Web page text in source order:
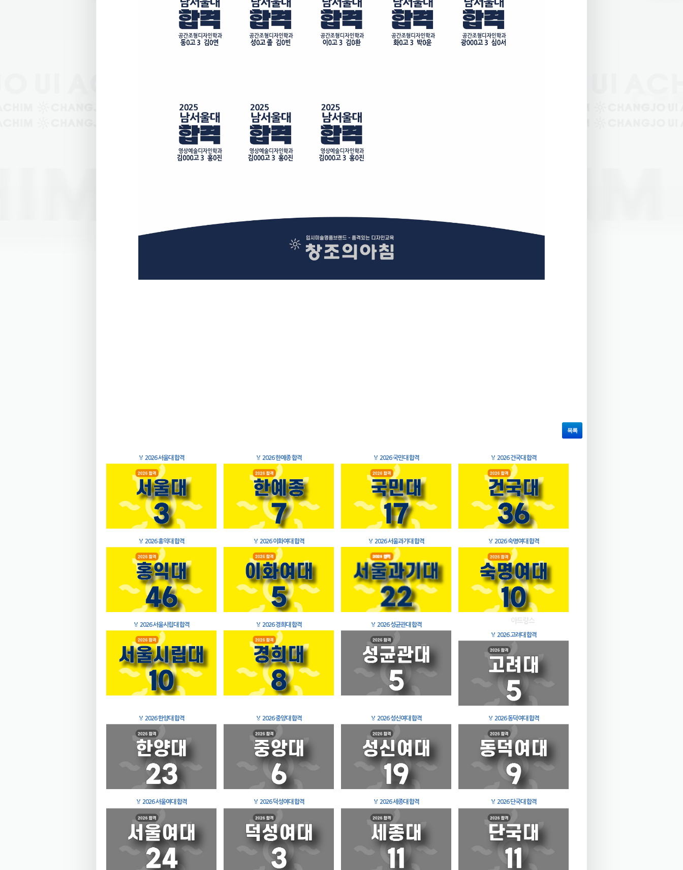
목록
🏅 2026 서울대 합격 🏅 2026 한예종 합격 🏅 2026 국민대 합격 🏅 2026 건국대 합격
🏅 2026 홍익대 합격 🏅 2026 이화여대 합격 🏅 2026 서울과기대 합격 🏅 2026 숙명여대 합격
🏅 2026 서울시립대 합격 🏅 2026 경희대 합격 🏅 2026 성균관대 합격
🏅 2026 고려대 합격
🏅 2026 한양대 합격 🏅 2026 중앙대 합격 🏅 2026 성신여대 합격 🏅 2026 동덕여대 합격
🏅 2026 서울여대 합격 🏅 2026 덕성여대 합격 🏅 2026 세종대 합격 🏅 2026 단국대 합격